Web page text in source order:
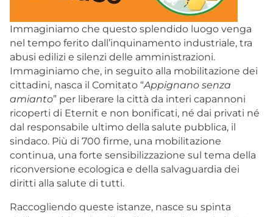
Immaginiamo che questo splendido luogo venga
nel tempo ferito dall’inquinamento industriale, tra
abusi edilizi e silenzi delle amministrazioni.
Immaginiamo che, in seguito alla mobilitazione dei
cittadini, nasca il Comitato “Appignano senza
amianto” per liberare la città da interi capannoni
ricoperti di Eternit e non bonificati, né dai privati né
dal responsabile ultimo della salute pubblica, il
sindaco. Più di 700 firme, una mobilitazione
continua, una forte sensibilizzazione sul tema della
riconversione ecologica e della salvaguardia dei
diritti alla salute di tutti.
Raccogliendo queste istanze, nasce su spinta